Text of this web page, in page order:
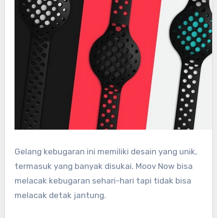
Gelang kebugaran ini memiliki desain yang unik,
termasuk yang banyak disukai. Moov Now bisa
melacak kebugaran sehari-hari tapi tidak bisa
melacak detak jantung.